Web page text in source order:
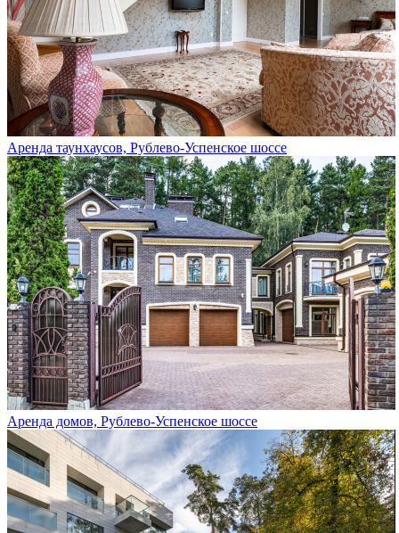
Аренда таунхаусов, Рублево-Успенское шоссе
Аренда домов, Рублево-Успенское шоссе